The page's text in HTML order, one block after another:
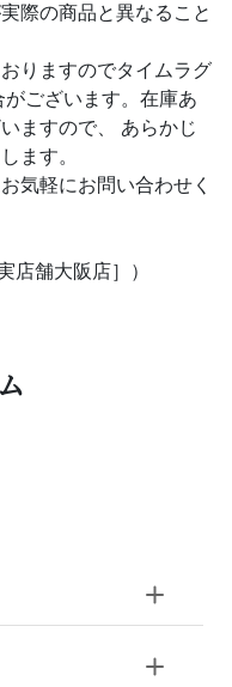
際の商品と異なること
りますのでタイムラグ
ございます。在庫あ
ますので、 あらかじ
ます。
気軽にお問い合わせく
店舗大阪店］）